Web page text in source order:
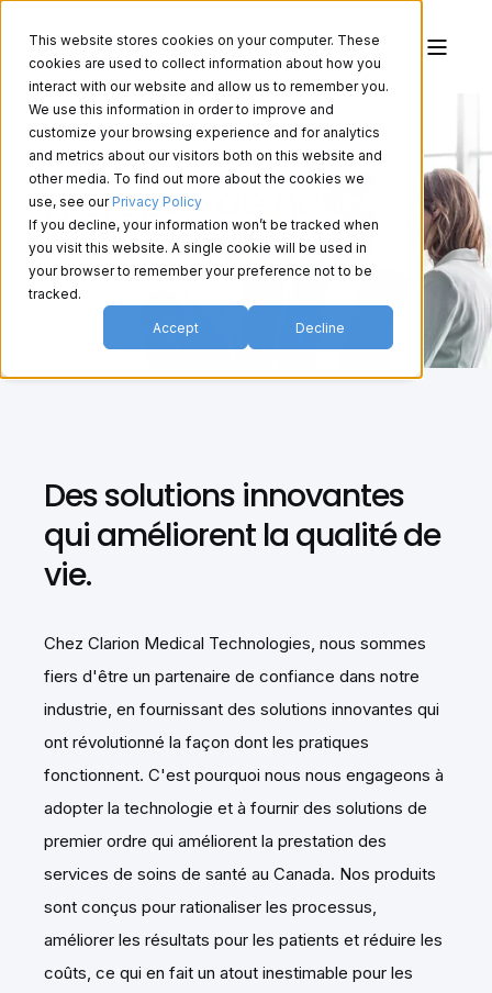
This website stores cookies on your computer. These
cookies are used to collect information about how you
interact with our website and allow us to remember you.
We use this information in order to improve and
customize your browsing experience and for analytics
and metrics about our visitors both on this website and
other media. To find out more about the cookies we
use, see our Privacy Policy
If you decline, your information won’t be tracked when
you visit this website. A single cookie will be used in
your browser to remember your preference not to be
tracked.
Accept Decline
À propos de nous
Des solutions innovantes
qui améliorent la qualité de
vie.
Chez Clarion Medical Technologies, nous sommes
fiers d'être un partenaire de confiance dans notre
industrie, en fournissant des solutions innovantes qui
ont révolutionné la façon dont les pratiques
fonctionnent. C'est pourquoi nous nous engageons à
adopter la technologie et à fournir des solutions de
premier ordre qui améliorent la prestation des
services de soins de santé au Canada. Nos produits
sont conçus pour rationaliser les processus,
améliorer les résultats pour les patients et réduire les
coûts, ce qui en fait un atout inestimable pour les